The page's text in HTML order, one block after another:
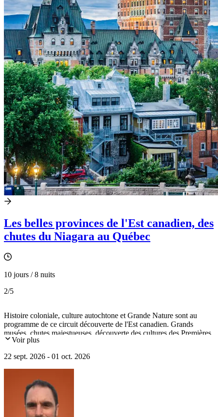
Les belles provinces de l'Est canadien, des
chutes du Niagara au Québec
10 jours / 8 nuits
2/5
Histoire coloniale, culture autochtone et Grande Nature sont au
programme de ce circuit découverte de l'Est canadien. Grands
musées, chutes majestueuses, découverte des cultures des Premières
Nations, patrimoine français… Un circuit complet et immersif.
Voir plus
22 sept. 2026 - 01 oct. 2026